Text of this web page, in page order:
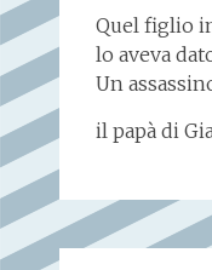
Quel figlio
lo aveva
Un
il papà di